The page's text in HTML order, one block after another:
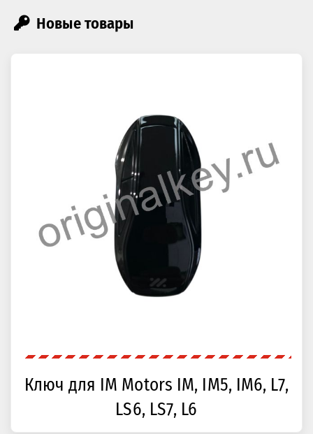
Новые товары
Ключ для IM Motors IM, IM5, IM6, L7,
LS6, LS7, L6